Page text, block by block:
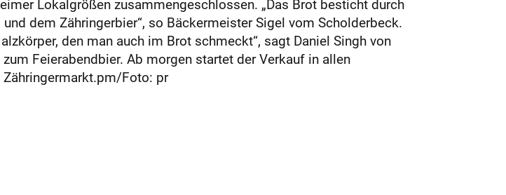
Lokalgrößen zusammengeschlossen. „Das Brot besticht durch
dem Zähringerbier“, so Bäckermeister Sigel vom Scholderbeck.
den man auch im Brot schmeckt“, sagt Daniel Singh von
Feierabendbier. Ab morgen startet der Verkauf in allen
Foto: pr